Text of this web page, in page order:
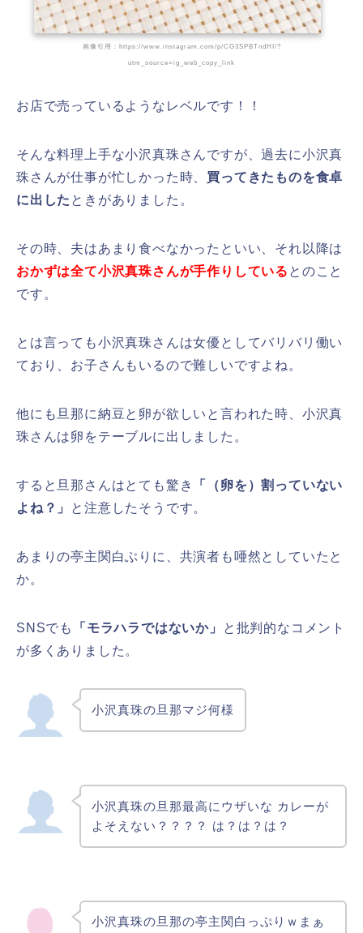
画像引用：https://www.instagram.com/p/CG3SPBTndHI/?
utm_source=ig_web_copy_link
お店で売っているようなレベルです！！
そんな料理上手な小沢真珠さんですが、過去に小沢真
珠さんが仕事が忙しかった時、 買ってきたものを食卓
に出した ときがありました。
その時、夫はあまり食べなかったといい、それ以降は
おかずは全て小沢真珠さんが手作りしている とのこと
です。
とは言っても小沢真珠さんは女優としてバリバリ働い
ており、お子さんもいるので難しいですよね。
他にも旦那に納豆と卵が欲しいと言われた時、小沢真
珠さんは卵をテーブルに出しました。
すると旦那さんはとても驚き
「（卵を）割っていない
よね？」
と注意したそうです。
あまりの亭主関白ぶりに、共演者も唖然としていたと
か。
SNSでも 「モラハラではないか」
と批判的なコメント
が多くありました。
小沢真珠の 旦那マジ何様
小沢真珠の 旦那最高にウザいな カレーが
よそえない？？？？ は？は？は？
小沢真珠の旦那の亭主関白っぷりｗまぁ